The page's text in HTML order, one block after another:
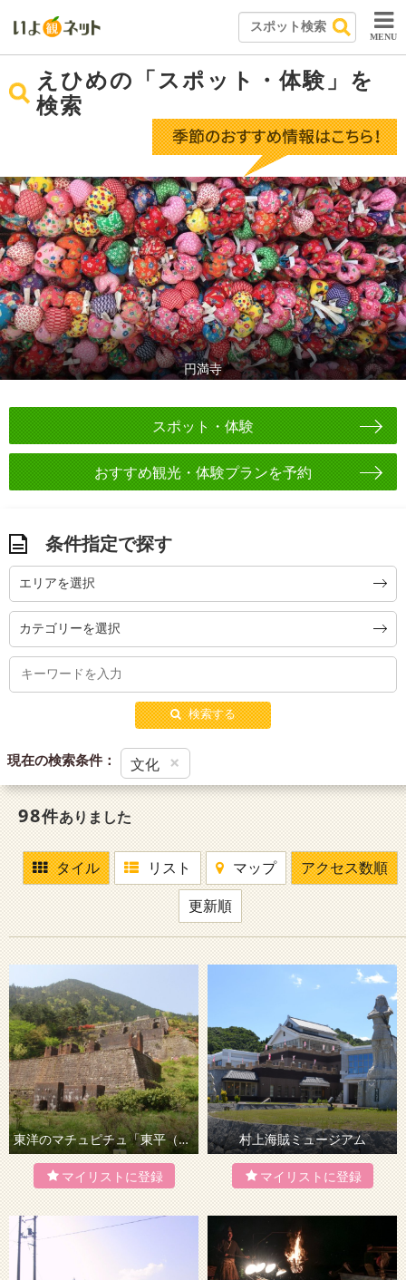
MENU
えひめの「スポット・体験」を
検索
円満寺
スポット・体験
おすすめ観光・体験プランを予約
条件指定で探す
エリアを選択
カテゴリーを選択
検索する
現在の検索条件： 文化 ×
98件ありました
タイル リスト マップ
アクセス数順
更新順
東洋のマチュピチュ「東平（とうなる）」 村上海賊ミュージアム